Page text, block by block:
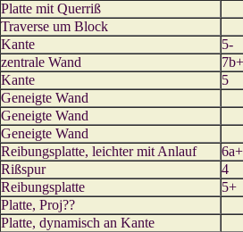
Platte mit Querriß
Traverse um Block
Kante
5-
zentrale Wand
7b+
Kante
5
Geneigte Wand
Geneigte Wand
Geneigte Wand
Reibungsplatte, leichter mit Anlauf
6a+
Rißspur
4
Reibungsplatte
5+
Platte, Proj??
Platte, dynamisch an Kante